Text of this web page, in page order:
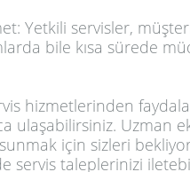
Yetkili servisler,
bile kısa sürede
hizmetlerinden
ulaşabilirsiniz. Uzman
için sizleri
servis taleplerinizi